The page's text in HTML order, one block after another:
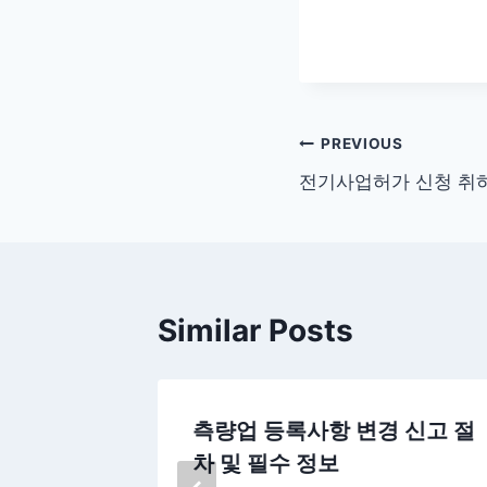
글
탐
PREVIOUS
전기사업허가 신청 취
Similar Posts
측량업 등록사항 변경 신고 절
차 및 필수 정보